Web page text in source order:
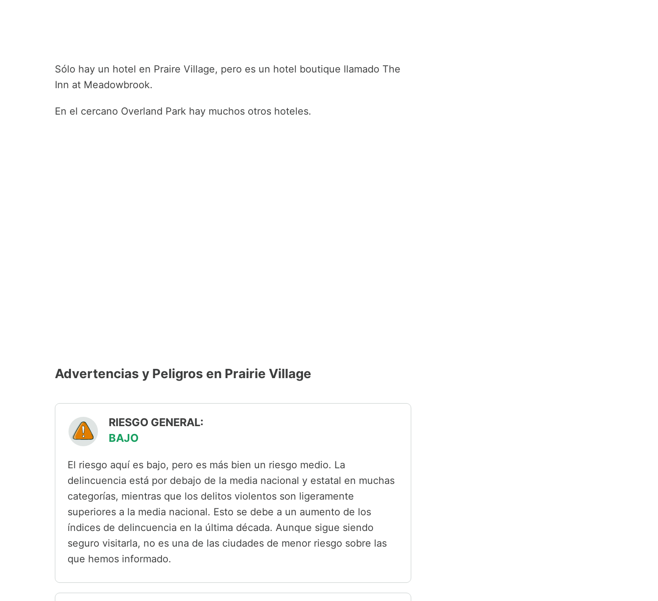
Sólo hay un hotel en Praire Village, pero es un hotel boutique llamado The
Inn at Meadowbrook.
En el cercano Overland Park hay muchos otros hoteles.
Advertencias y Peligros en Prairie Village
RIESGO GENERAL:
BAJO
El riesgo aquí es bajo, pero es más bien un riesgo medio. La
delincuencia está por debajo de la media nacional y estatal en muchas
categorías, mientras que los delitos violentos son ligeramente
superiores a la media nacional. Esto se debe a un aumento de los
índices de delincuencia en la última década. Aunque sigue siendo
seguro visitarla, no es una de las ciudades de menor riesgo sobre las
que hemos informado.